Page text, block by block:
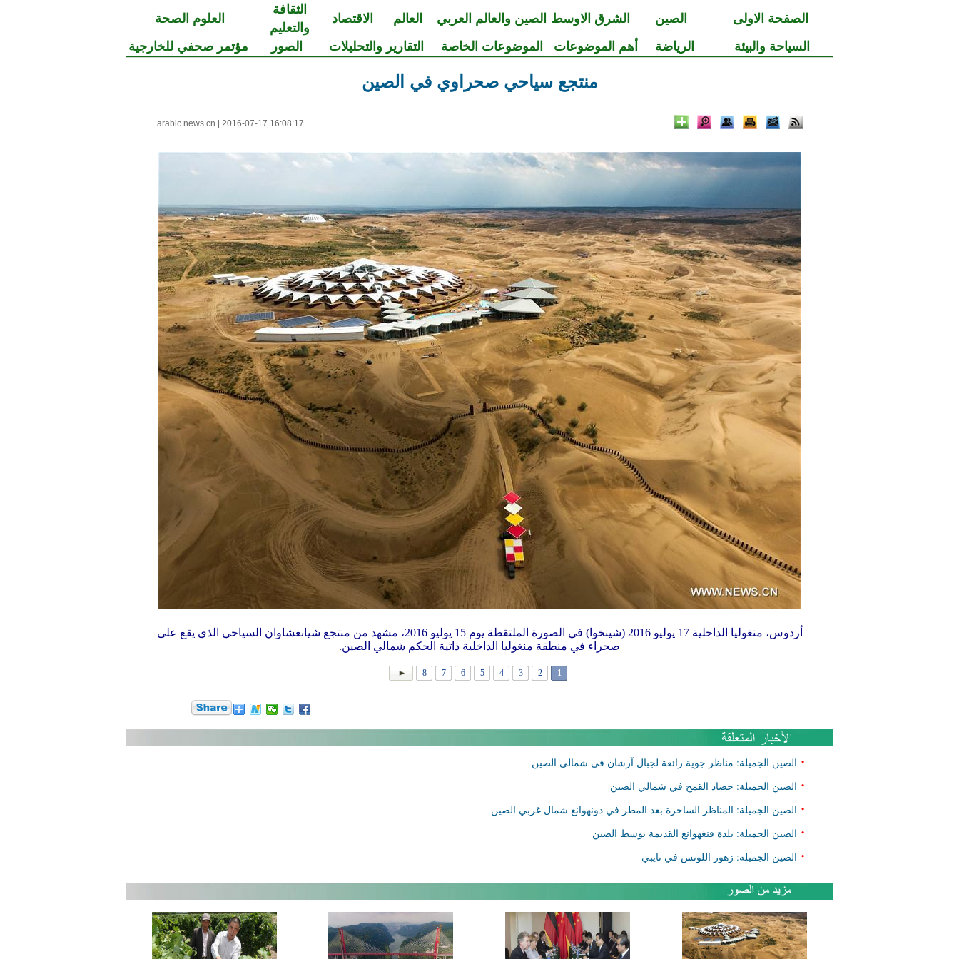
الصفحة الاولى الصين الشرق الاوسط الصين والعالم العربي العالم الاقتصاد
الثقافة
والتعليم
العلوم الصحة
السياحة والبيئة
الرياضة أهم الموضوعات الموضوعات الخاصة التقارير والتحليلات الصور مؤتمر صحفي للخارجية
منتجع سياحي صحراوي في الصين
arabic.news.cn 2016-07-17 16:08:17
أردوس، منغوليا الداخلية 17 يوليو 2016 (شينخوا) في الصورة الملتقطة يوم 15 يوليو 2016، مشهد من منتجع شيانغشاوان السياحي الذي يقع على
صحراء في منطقة منغوليا الداخلية ذاتية الحكم شمالي الصين.
1
2
3
4
5
6
7
8
• الصين الجميلة: مناظر جوية رائعة لجبال آرشان في شمالي الصين
• الصين الجميلة: حصاد القمح في شمالي الصين
• الصين الجميلة: المناظر الساحرة بعد المطر في دونهوانغ شمال غربي الصين
• الصين الجميلة: بلدة فنغهوانغ القديمة بوسط الصين
• الصين الجميلة: زهور اللوتس في تايبي